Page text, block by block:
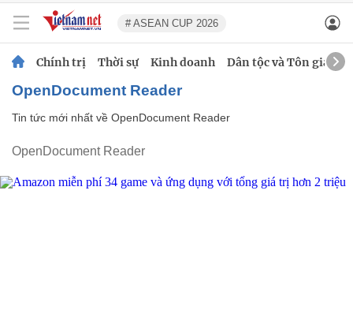
# ASEAN CUP 2026
Chính trị Thời sự Kinh doanh Dân tộc và Tôn giáo
OpenDocument Reader
Tin tức mới nhất về OpenDocument Reader
OpenDocument Reader